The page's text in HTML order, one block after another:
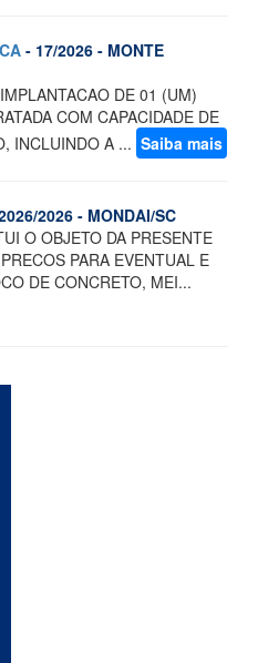
- 17/2026 - MONTE
DE 01 (UM)
COM CAPACIDADE DE
INCLUINDO A ... Saiba mais
2026 - MONDAI/SC
O OBJETO DA PRESENTE
PARA EVENTUAL E
DE CONCRETO, MEI...